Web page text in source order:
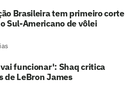
Brasileira tem primeiro corte
Sul-Americano de vôlei
funcionar': Shaq critica
de LeBron James